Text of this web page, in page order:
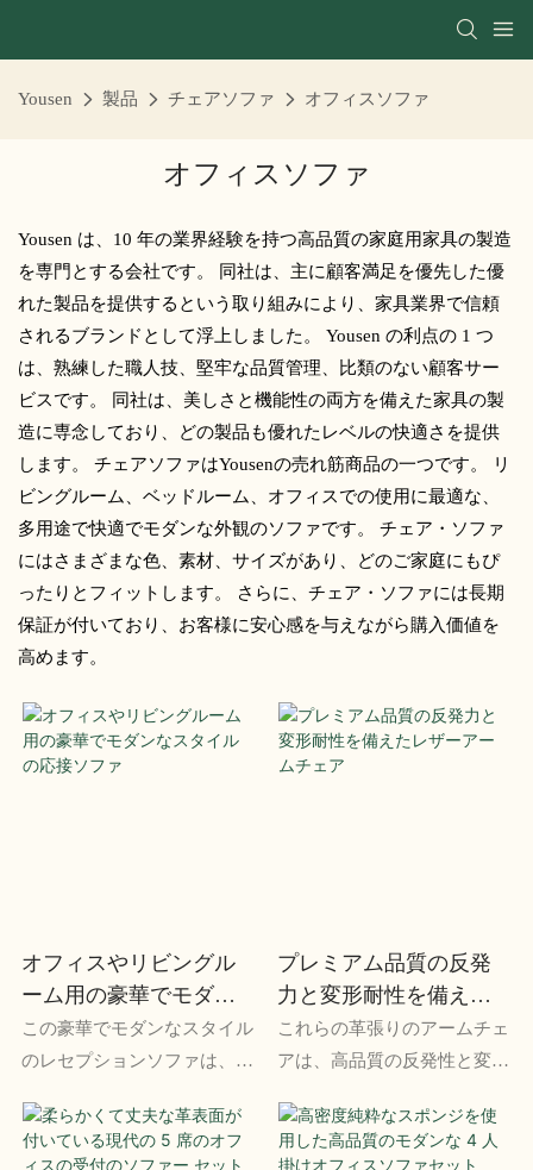
Yousen 製品 チェアソファ オフィスソファ
オフィスソファ
Yousen は、10 年の業界経験を持つ高品質の家庭用家具の製造
を専門とする会社です。 同社は、主に顧客満足を優先した優
れた製品を提供するという取り組みにより、家具業界で信頼
されるブランドとして浮上しました。 Yousen の利点の 1 つ
は、熟練した職人技、堅牢な品質管理、比類のない顧客サー
ビスです。 同社は、美しさと機能性の両方を備えた家具の製
造に専念しており、どの製品も優れたレベルの快適さを提供
します。 チェアソファはYousenの売れ筋商品の一つです。 リ
ビングルーム、ベッドルーム、オフィスでの使用に最適な、
多用途で快適でモダンな外観のソファです。 チェア・ソファ
にはさまざまな色、素材、サイズがあり、どのご家庭にもぴ
ったりとフィットします。 さらに、チェア・ソファには長期
保証が付いており、お客様に安心感を与えながら購入価値を
高めます。
オフィスやリビングル
ーム用の豪華でモダン
なスタイルの応接ソフ
ァ
この豪華でモダンなスタイル
のレセプションソファは、オ
方のスペースに最適で、洗練
された印象的なデザインを提
プレミアム品質の反発
力と変形耐性を備えた
レザーアームチェア
これらの革張りのアームチェ
アは、高品質の反発性と変形
にわたる快適さとスタイルを
保証します。 耐久性に優れ